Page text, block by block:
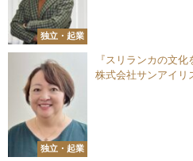
独立・起業
独立・起業
『スリランカの文
株式会社サンアイリ